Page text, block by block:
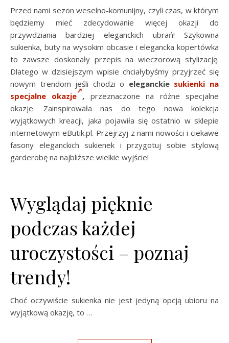
Przed nami sezon weselno-komunijny, czyli czas, w którym
będziemy mieć zdecydowanie więcej okazji do
przywdziania bardziej eleganckich ubrań! Szykowna
sukienka, buty na wysokim obcasie i elegancka kopertówka
to zawsze doskonały przepis na wieczorową stylizację.
Dlatego w dzisiejszym wpisie chciałybyśmy przyjrzeć się
nowym trendom jeśli chodzi o eleganckie sukienki na
specjalne okazje , przeznaczone na różne specjalne
okazje. Zainspirowała nas do tego nowa kolekcja
wyjątkowych kreacji, jaka pojawiła się ostatnio w sklepie
internetowym eButik.pl. Przejrzyj z nami nowości i ciekawe
fasony eleganckich sukienek i przygotuj sobie stylową
garderobę na najbliższe wielkie wyjście!
Wyglądaj pięknie
podczas każdej
uroczystości – poznaj
trendy!
Choć oczywiście sukienka nie jest jedyną opcją ubioru na
wyjątkową okazję, to …